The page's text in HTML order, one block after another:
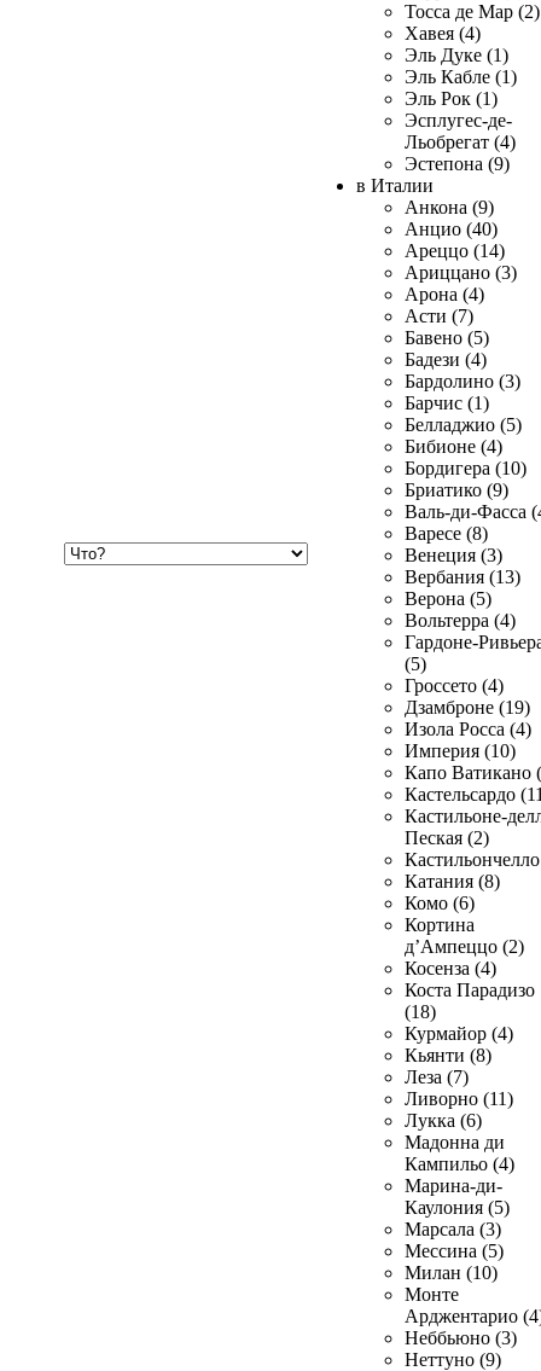
Тосса де Мар (2)
Хавея (4)
Эль Дуке (1)
Эль Кабле (1)
Эль Рок (1)
Эсплугес-де-
Льобрегат (4)
Эстепона (9)
в Италии
Анкона (9)
Анцио (40)
Ареццо (14)
Ариццано (3)
Арона (4)
Асти (7)
Бавено (5)
Бадези (4)
Бардолино (3)
Барчис (1)
Белладжио (5)
Бибионе (4)
Бордигера (10)
Бриатико (9)
Валь-ди-Фасса
Варесе (8)
Венеция (3)
Вербания (13)
Верона (5)
Вольтерра (4)
Гардоне-
(5)
Гроссето (4)
Дзамброне (19)
Изола Росса (4)
Империя (10)
Капо Ватикано
Кастельсардо
Кастильоне-
Пеская (2)
Катания (8)
Комо (6)
Кортина
д’Ампеццо (2)
Косенза (4)
Коста Парадизо
(18)
Курмайор (4)
Кьянти (8)
Леза (7)
Ливорно (11)
Лукка (6)
Мадонна ди
Кампильо (4)
Марина-ди-
Каулония (5)
Марсала (3)
Мессина (5)
Милан (10)
Монте
Арджентарио
Неббьюно (3)
Неттуно (9)